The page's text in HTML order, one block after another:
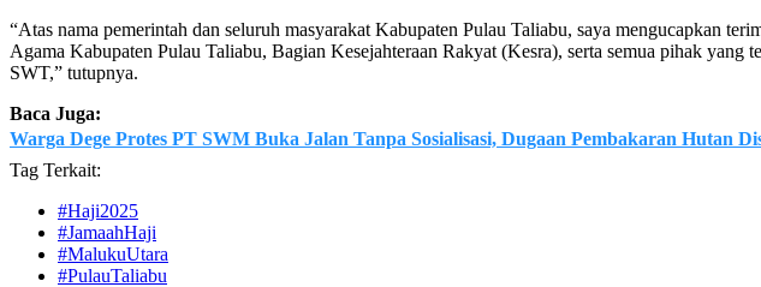
“Atas nama pemerintah dan seluruh masyarakat Kabupaten Pulau Taliabu, saya mengucapkan
Agama Kabupaten Pulau Taliabu, Bagian Kesejahteraan Rakyat (Kesra), serta semua pihak yang
SWT,” tutupnya.
Baca Juga:
Warga Dege Protes PT SWM Buka Jalan Tanpa Sosialisasi, Dugaan Pembakaran Hutan
Tag Terkait:
#Haji2025
#JamaahHaji
#MalukuUtara
#PulauTaliabu